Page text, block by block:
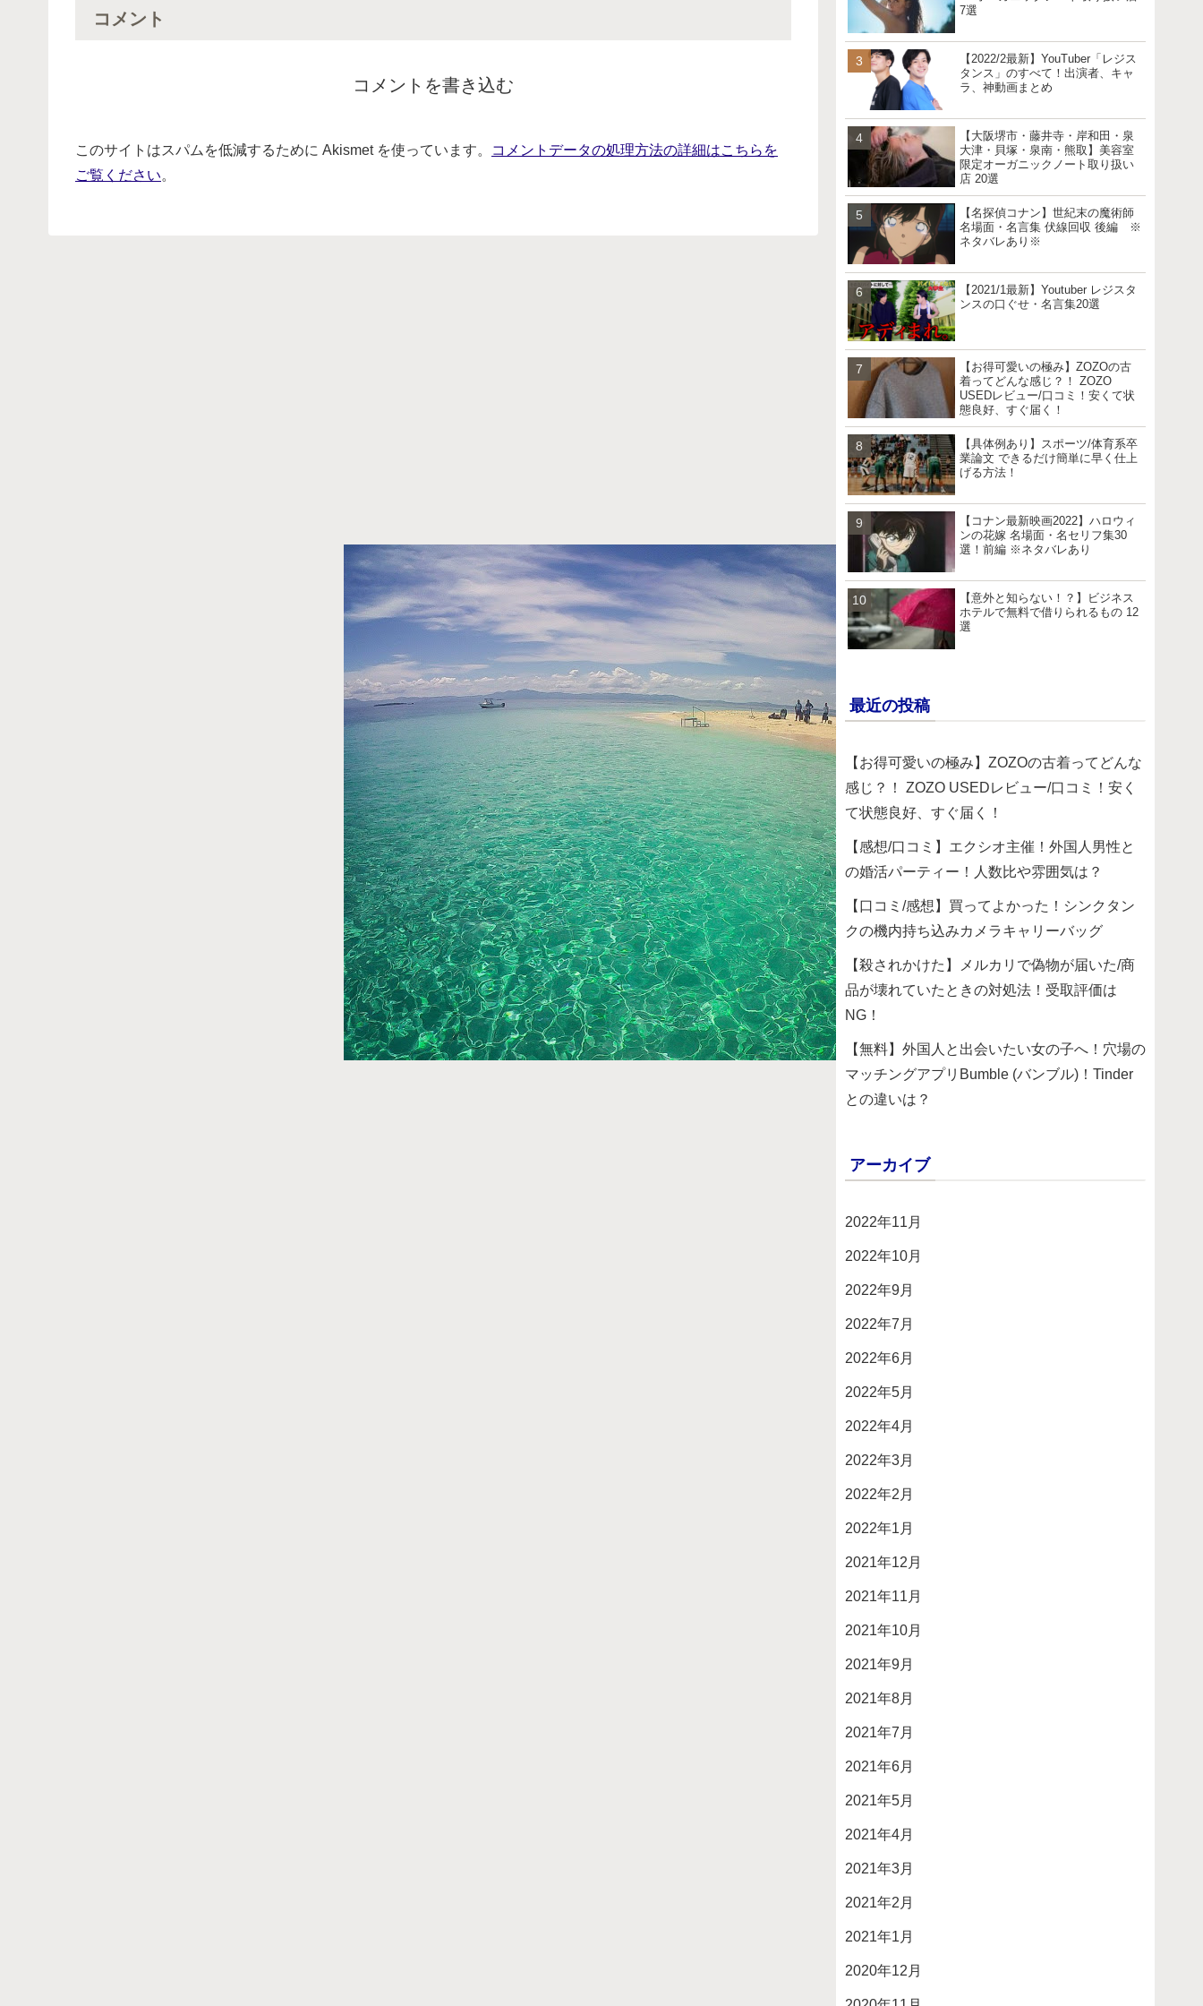
コメント
コメントを書き込む
このサイトはスパムを低減するために Akismet を使っています。
コメントデータの処理方法の詳細はこちらを
ご覧ください。
7選
【2022/2最新】YouTuber「レジス
タンス」のすべて！出演者、キャ
ラ、神動画まとめ
【大阪堺市・藤井寺・岸和田・泉
大津・貝塚・泉南・熊取】美容室
限定オーガニックノート取り扱い
店 20選
【名探偵コナン】世紀末の魔術師
名場面・名言集 伏線回収 後編 ※
ネタバレあり※
【2021/1最新】Youtuber レジスタ
ンスの口ぐせ・名言集20選
【お得可愛いの極み】ZOZOの古
着ってどんな感じ？！ ZOZO
USEDレビュー/口コミ！安くて状
態良好、すぐ届く！
【具体例あり】スポーツ/体育系卒
業論文 できるだけ簡単に早く仕上
げる方法！
【コナン最新映画2022】ハロウィ
ンの花嫁 名場面・名セリフ集30
選！前編 ※ネタバレあり
【意外と知らない！？】ビジネス
ホテルで無料で借りられるもの 12
選
最近の投稿
【お得可愛いの極み】ZOZOの古着ってどんな
感じ？！ ZOZO USEDレビュー/口コミ！安く
て状態良好、すぐ届く！
【感想/口コミ】エクシオ主催！外国人男性と
の婚活パーティー！人数比や雰囲気は？
【口コミ/感想】買ってよかった！シンクタン
クの機内持ち込みカメラキャリーバッグ
【殺されかけた】メルカリで偽物が届いた/商
品が壊れていたときの対処法！受取評価は
NG！
【無料】外国人と出会いたい女の子へ！穴場の
マッチングアプリBumble (バンブル)！Tinder
との違いは？
アーカイブ
2022年11月
2022年10月
2022年9月
2022年7月
2022年6月
2022年5月
2022年4月
2022年3月
2022年2月
2022年1月
2021年12月
2021年11月
2021年10月
2021年9月
2021年8月
2021年7月
2021年6月
2021年5月
2021年4月
2021年3月
2021年2月
2021年1月
2020年12月